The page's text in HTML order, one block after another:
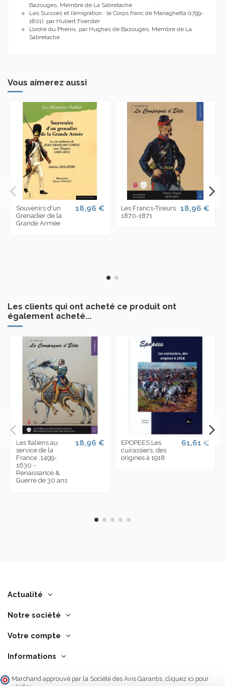
Bazouges, Membre de La Sabretache
Les Suisses et l’émigration : le Corps franc de Managhetta (1799-
1801), par Hubert Foerster
L’ordre du Phénix, par Hughes de Bazouges, Membre de La
Sabretache
Vous aimerez aussi
Souvenirs d'un
Grenadier de la
Grande Armée
18,96 €
Les Francs-Tireurs
1870-1871
18,96 €
Les clients qui ont acheté ce produit ont
également acheté...
Les Italiens au
service de la
France ,1499-
1630 -
Renaissance &
Guerre de 30 ans
18,96 €
EPOPEES Les
cuirassiers, des
origines à 1918
61,61 €
Actualité
Notre société
Votre compte
Informations
Marchand approuvé par la Société des Avis Garantis, cliquez ici pour
vérifier.